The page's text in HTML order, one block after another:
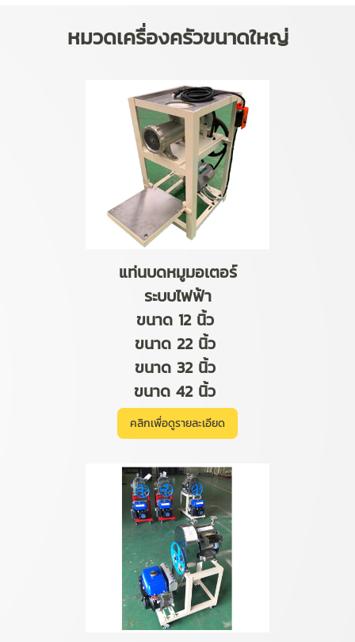
หมวดเครื่องครัวขนาดใหญ่
แท่นบดหมูมอเตอร์
ระบบไฟฟ้า
ขนาด 12 นิ้ว
ขนาด 22 นิ้ว
ขนาด 32 นิ้ว
ขนาด 42 นิ้ว
คลิกเพื่อดูรายละเอียด